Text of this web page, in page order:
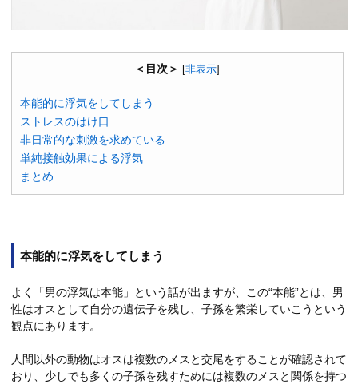
＜目次＞ [非表示
本能的に浮気をしてしまう
ストレスのはけ口
非日常的な刺激を求めている
単純接触効果による浮気
まとめ
本能的に浮気をしてしまう
よく「男の浮気は本能」という話が出ますが、この“本能”とは、男
性はオスとして自分の遺伝子を残し、子孫を繁栄していこうという
観点にあります。
人間以外の動物はオスは複数のメスと交尾をすることが確認されて
おり、少しでも多くの子孫を残すためには複数のメスと関係を持つ